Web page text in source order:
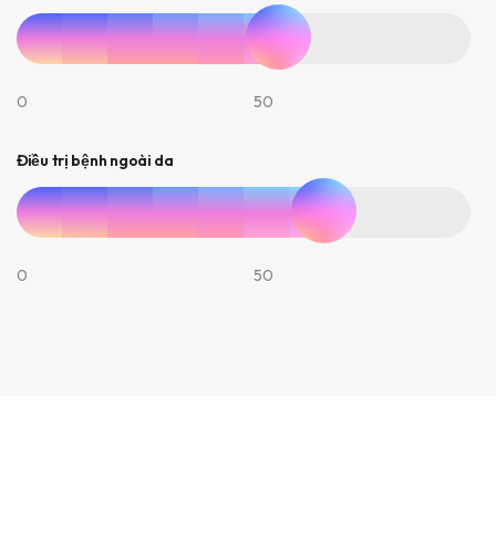
0 50
Điều trị bệnh ngoài da
0 50